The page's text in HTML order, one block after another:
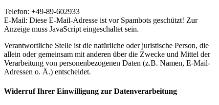
Telefon: +49-89-602933
E-Mail: Diese E-Mail-Adresse ist vor Spambots geschützt! Zur
Anzeige muss JavaScript eingeschaltet sein.
Verantwortliche Stelle ist die natürliche oder juristische Person, die
allein oder gemeinsam mit anderen über die Zwecke und Mittel der
Verarbeitung von personenbezogenen Daten (z.B. Namen, E-Mail-
Adressen o. Ä.) entscheidet.
Widerruf Ihrer Einwilligung zur Datenverarbeitung